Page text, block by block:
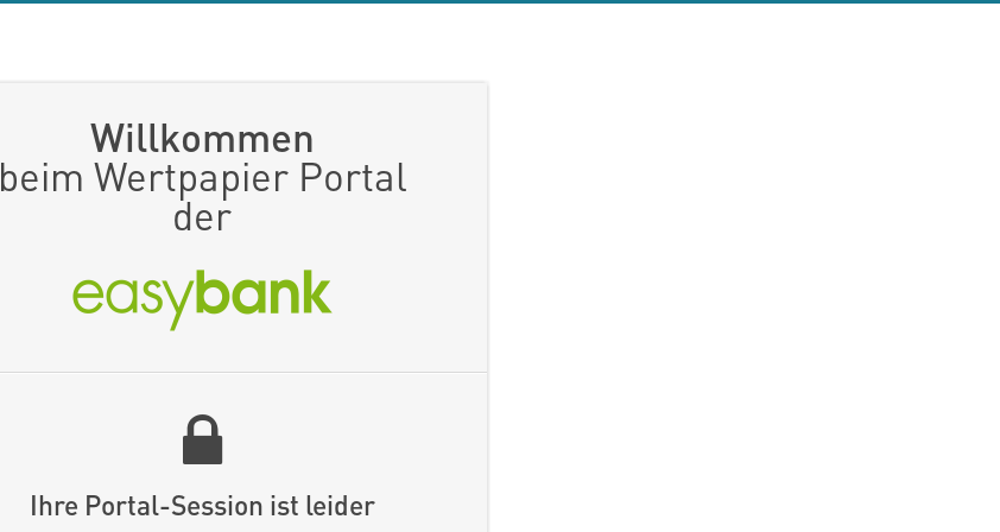
Willkommen
beim Wertpapier Portal
der
Ihre Portal-Session ist leider